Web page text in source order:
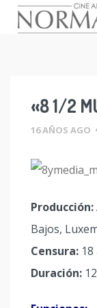
«8 1/2
16 AÑOS AGO
Producción:
Bajos,
Censura:
Duración: